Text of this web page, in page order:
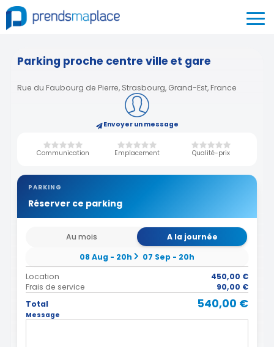
Parking proche centre ville et gare
Rue du Faubourg de Pierre, Strasbourg, Grand-Est, France
Envoyer un message
Communication Emplacement Qualité-prix
PARKING
Réserver ce parking
Au mois
A la journée
08 Aug - 20h
07 Sep - 20h
Location
450,00 €
Frais de service
90,00 €
Total
540,00 €
Message